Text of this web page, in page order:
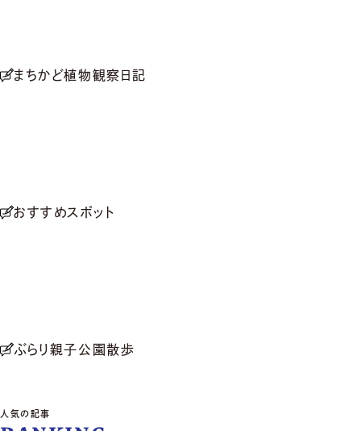
まちかど植物観察日記
おすすめスポット
ぶらり親子公園散歩
人気の記事